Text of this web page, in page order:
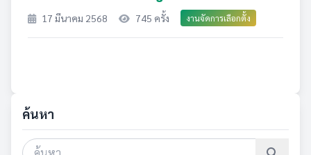
17 มีนาคม 2568 745 ครั้ง งานจัดการเลือกตั้ง
ค้นหา